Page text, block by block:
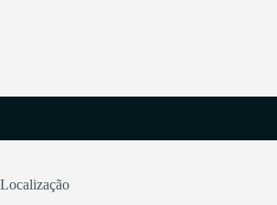
Localização